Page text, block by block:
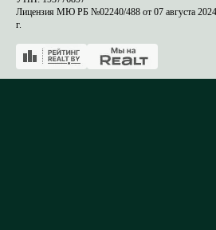
Лицензия МЮ РБ №02240/488 от 07 августа 2024
г.